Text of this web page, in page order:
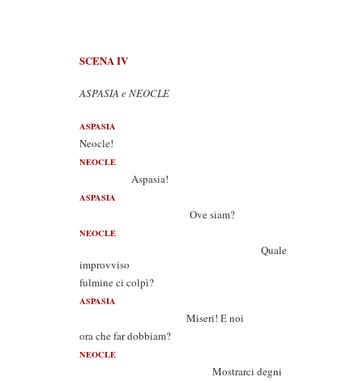
SCENA IV
ASPASIA e NEOCLE
ASPASIA
Neocle!
NEOCLE
Aspasia!
ASPASIA
Ove siam?
NEOCLE
Quale
improvviso
fulmine ci colpì?
ASPASIA
Miseri! E noi
ora che far dobbiam?
NEOCLE
Mostrarci degni